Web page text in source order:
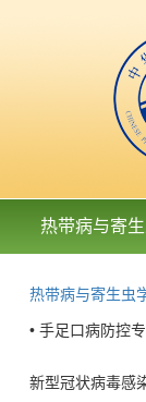
热带病与寄
热带病与寄生虫
• 手足口病防控
新型冠状病毒感